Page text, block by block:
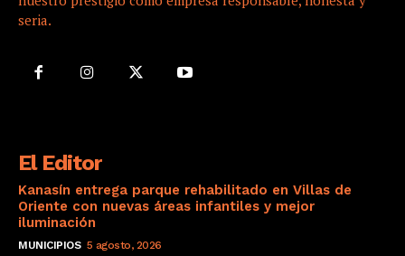
seria.
El Editor
Kanasín entrega parque rehabilitado en Villas de
Oriente con nuevas áreas infantiles y mejor
iluminación
MUNICIPIOS 5 agosto, 2026